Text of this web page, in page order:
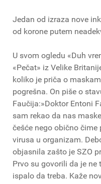
Jedan od izraza nove
od korone putem
U svom ogledu «Duh
«Pečat» iz Velike
koliko je priča o
pogrešna. On piše o
Faučija:»Doktor Entoni
sam rekao da nas
češće nego obično
virusa u organizam.
objasnila zašto je SZO
Prvo su govorili da je ne
ispalo da treba. Kaže